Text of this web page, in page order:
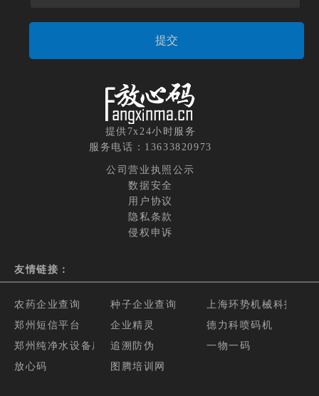
提供7x24小时服务
服务电话：13633820973
公司营业执照公示
数据安全
用户协议
隐私条款
侵权申诉
友情链接：
农药企业查询 种子企业查询
上海环势机械科技有
郑州短信平台
企业精灵
德力科喷码机
郑州纯净水设备厂家追溯防伪
一物一码
放心码
图腾培训网